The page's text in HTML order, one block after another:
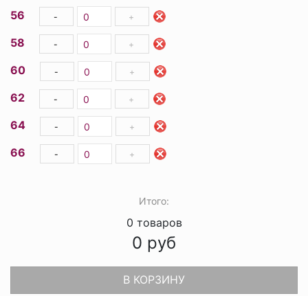
56 - +
58 - +
60 - +
62 - +
64 - +
66 - +
Итого:
0 товаров
0 руб
В КОРЗИНУ